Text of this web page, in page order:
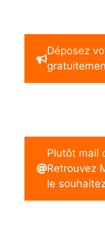
Déposez
Plutôt mail
Retrouvez
le